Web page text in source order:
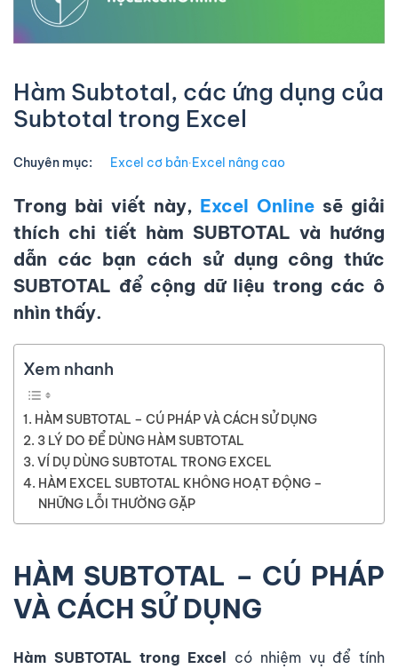
Hàm Subtotal, các ứng dụng của
Subtotal trong Excel
Chuyên mục: Excel cơ bản∙Excel nâng cao
Trong bài viết này, Excel Online sẽ giải
thích chi tiết hàm SUBTOTAL và hướng
dẫn các bạn cách sử dụng công thức
SUBTOTAL để cộng dữ liệu trong các ô
nhìn thấy.
Xem nhanh
HÀM SUBTOTAL – CÚ PHÁP VÀ CÁCH SỬ DỤNG
3 LÝ DO ĐỂ DÙNG HÀM SUBTOTAL
VÍ DỤ DÙNG SUBTOTAL TRONG EXCEL
HÀM EXCEL SUBTOTAL KHÔNG HOẠT ĐỘNG –
NHỮNG LỖI THƯỜNG GẶP
HÀM SUBTOTAL – CÚ PHÁP
VÀ CÁCH SỬ DỤNG
Hàm SUBTOTAL trong Excel có nhiệm vụ để tính